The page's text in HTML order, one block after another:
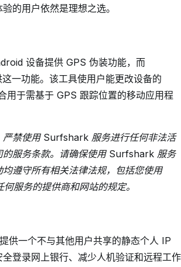
的用户依然是理想之选。
设备提供 GPS 伪装功能，而
一功能。该工具使用户能更改设备的
用于需基于 GPS 跟踪位置的移动应用程
严禁使用 Surfshark 服务进行任何非法活
的服务条款。请确保使用 Surfshark 服务
遵守所有相关法律法规，包括您使用
服务的提供商和网站的规定。
供一个不与其他用户共享的静态个人 IP
登录网上银行、减少人机验证和远程工作